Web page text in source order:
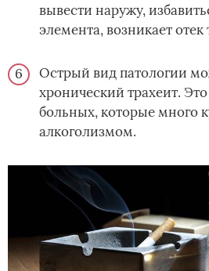
вывести наружу,
элемента, возникает отек
Острый вид патологии
хронический трахеит.
больных, которые много
алкоголизмом.